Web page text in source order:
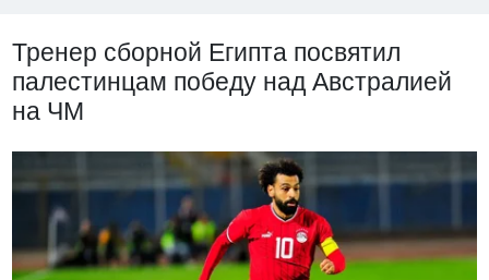
Тренер сборной Египта посвятил
палестинцам победу над Австралией
на ЧМ